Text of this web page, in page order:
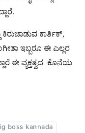
ಕಾರ್ತಿಕ್,
ಇಬ್ಬರೂ ಈ ಎಲ್ಲರ
ಈ ವ್ಯಕ್ತತ್ವದ ಕೊನೆಯ
boss kannada